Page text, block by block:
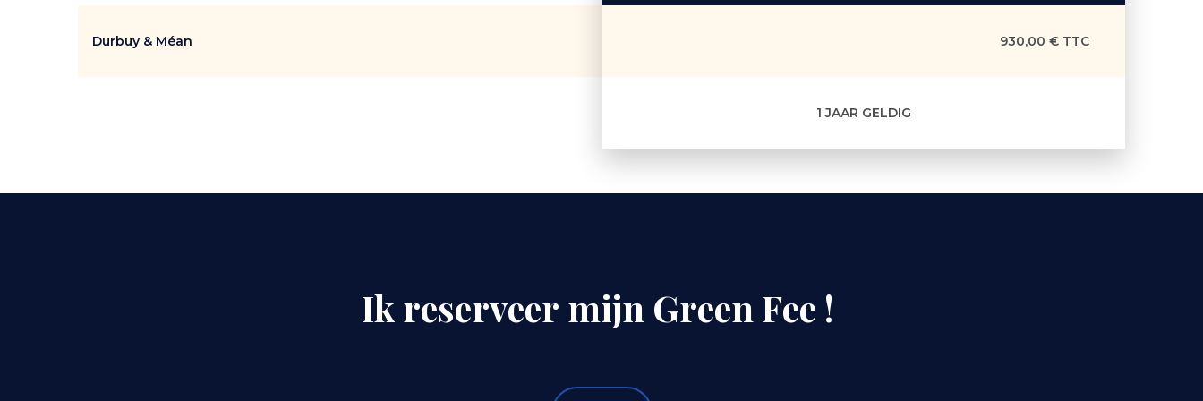
Durbuy & Méan 930,00 € TTC
1 JAAR GELDIG
Ikreserveer mijn Green Fee !